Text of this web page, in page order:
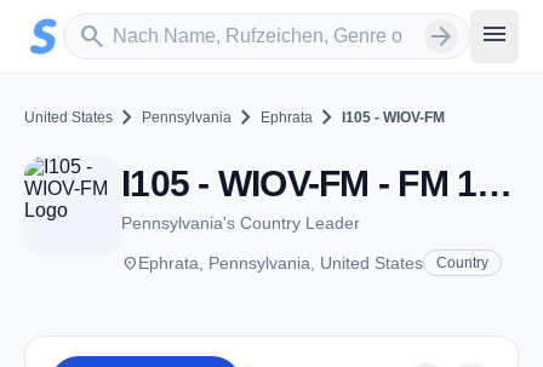
Zum Hauptinhalt springen
search
Sender suchen arrow_forward menu
United States chevron_right Pennsylvania chevron_right Ephrata chevron_right I105 - WIOV-FM
I105 - WIOV-FM - FM 105.1 - Ephrata, PA
Pennsylvania's Country Leader
placeEphrata, Pennsylvania, United States Country